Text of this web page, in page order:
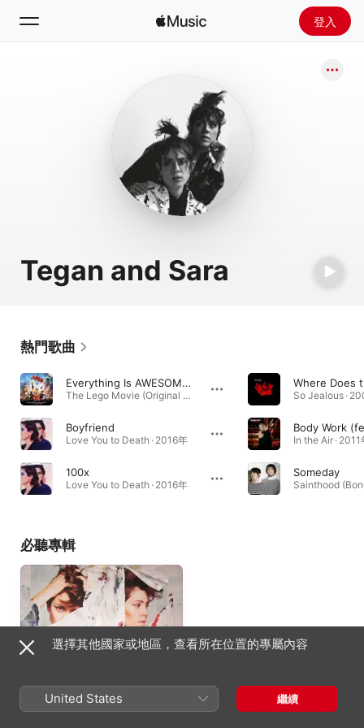
登入
安裝 Apple Music
Tegan and Sara
熱門歌曲
Everything Is AWESOME!!! (feat. The Lonely Island)
The Lego Movie (Original Motion Picture Soundtrack) · 2013年
Boyfriend
Love You to Death · 2016年
100x
Love You to Death · 2016年
So Jealous ·
In the Air · 2011
Someday
必聽專輯
選擇其他國家或地區，查看所在位置的專屬內容
United States 繼續